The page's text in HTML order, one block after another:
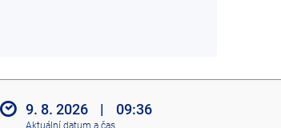
9. 8. 2026 | 09:36